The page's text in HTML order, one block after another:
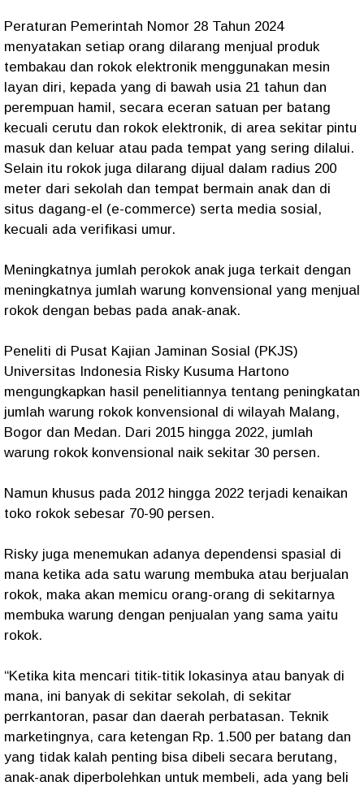
Peraturan Pemerintah Nomor 28 Tahun 2024
menyatakan setiap orang dilarang menjual produk
tembakau dan rokok elektronik menggunakan mesin
layan diri, kepada yang di bawah usia 21 tahun dan
perempuan hamil, secara eceran satuan per batang
kecuali cerutu dan rokok elektronik, di area sekitar pintu
masuk dan keluar atau pada tempat yang sering dilalui.
Selain itu rokok juga dilarang dijual dalam radius 200
meter dari sekolah dan tempat bermain anak dan di
situs dagang-el (e-commerce) serta media sosial,
kecuali ada verifikasi umur.
Meningkatnya jumlah perokok anak juga terkait dengan
meningkatnya jumlah warung konvensional yang menjual
rokok dengan bebas pada anak-anak.
Peneliti di Pusat Kajian Jaminan Sosial (PKJS)
Universitas Indonesia Risky Kusuma Hartono
mengungkapkan hasil penelitiannya tentang peningkatan
jumlah warung rokok konvensional di wilayah Malang,
Bogor dan Medan. Dari 2015 hingga 2022, jumlah
warung rokok konvensional naik sekitar 30 persen.
Namun khusus pada 2012 hingga 2022 terjadi kenaikan
toko rokok sebesar 70-90 persen.
Risky juga menemukan adanya dependensi spasial di
mana ketika ada satu warung membuka atau berjualan
rokok, maka akan memicu orang-orang di sekitarnya
membuka warung dengan penjualan yang sama yaitu
rokok.
“Ketika kita mencari titik-titik lokasinya atau banyak di
mana, ini banyak di sekitar sekolah, di sekitar
perrkantoran, pasar dan daerah perbatasan. Teknik
marketingnya, cara ketengan Rp. 1.500 per batang dan
yang tidak kalah penting bisa dibeli secara berutang,
anak-anak diperbolehkan untuk membeli, ada yang beli